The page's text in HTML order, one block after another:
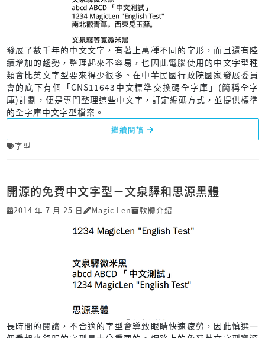
發展了數千年的中文文字，有著上萬種不同的字形，而且還有陸
續增加的趨勢，整理起來不容易，也因此電腦使用的中文字型種
類會比英文字型要來得少很多。在中華民國行政院國家發展委員
會的底下有個「CNS11643中文標準交換碼全字庫」(簡稱全字
庫)計劃，便是專門整理這些中文字，訂定編碼方式，並提供標準
的全字庫中文字型檔案。
繼續閱讀
字型
開源的免費中文字型－文泉驛和思源黑體
2014 年 7 月 25 日 Magic Len 軟體介紹
長時間的閱讀，不合適的字型會導致眼睛快速疲勞，因此慎選一